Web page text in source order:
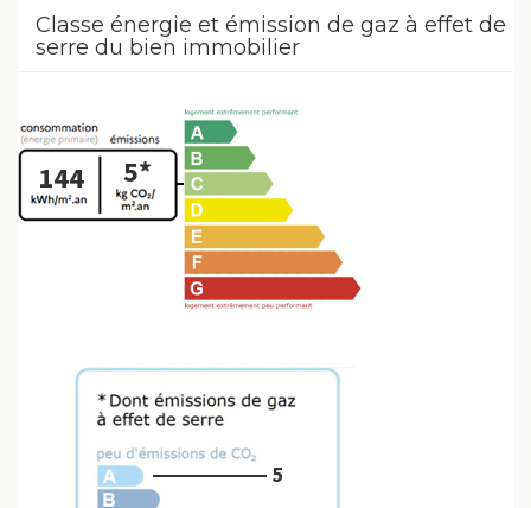
Classe énergie et émission de gaz à effet de
serre du bien immobilier
144 5*
5